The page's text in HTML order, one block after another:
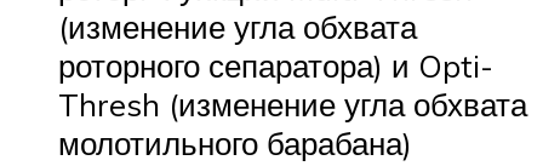
(изменение угла обхвата
роторного сепаратора) и Opti-
Thresh (изменение угла обхвата
молотильного барабана)